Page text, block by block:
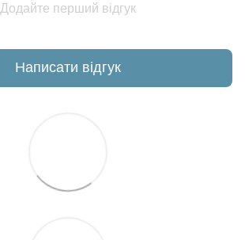
Додайте перший відгук
Написати відгук